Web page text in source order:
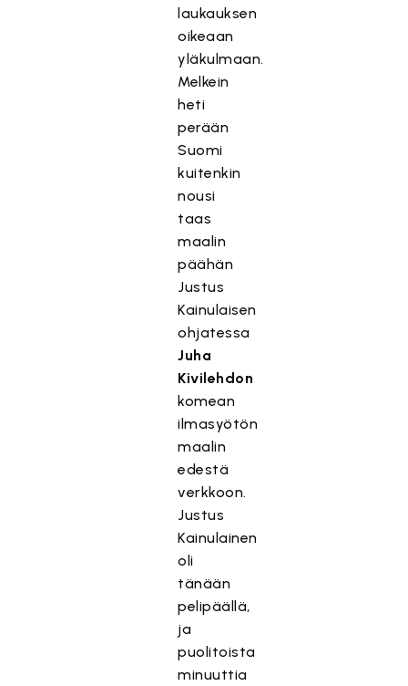
laukauksen
oikeaan
yläkulmaan.
Melkein
heti
perään
Suomi
kuitenkin
nousi
taas
maalin
päähän
Justus
Kainulaisen
ohjatessa
Juha
Kivilehdon
komean
ilmasyötön
maalin
edestä
verkkoon.
Justus
Kainulainen
oli
tänään
pelipäällä,
ja
puolitoista
minuuttia